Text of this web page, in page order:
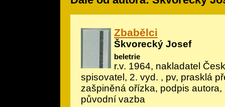
Zbabělci
Škvorecký Josef
beletrie
r.v. 1964, nakladatel
spisovatel, 2. vyd. , pv, prasklá
zašpiněná ořízka, podpis autora,
původní vazba